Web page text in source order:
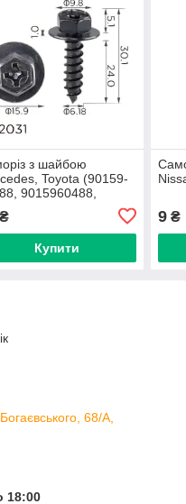
з шайбою
Toyota (90159-
9015960488,
Купити
9 ₴
68/А,
18:00